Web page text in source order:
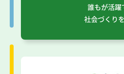
誰もが活躍
社会づくり